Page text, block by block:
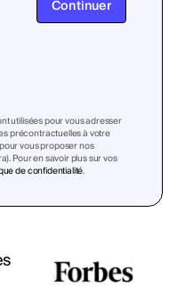
Continuer
utilisées pour vous adresser
précontractuelles à votre
vous proposer nos
Pour en savoir plus sur vos
de confidentialité.